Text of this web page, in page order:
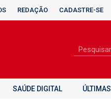
REDAÇÃO CADASTRE-SE
SAÚDE DIGITAL ÚLTIMAS